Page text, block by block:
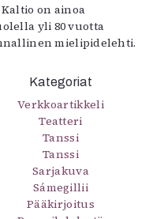
on ainoa
yli 80 vuotta
mielipidelehti.
Kategoriat
Verkkoartikkeli
Teatteri
Tanssi
Tanssi
Sarjakuva
Sámegillii
Pääkirjoitus